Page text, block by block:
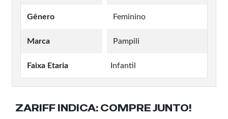
Gênero Feminino
Marca Pampili
Faixa Etaria Infantil
ZARIFF INDICA: COMPRE JUNTO!